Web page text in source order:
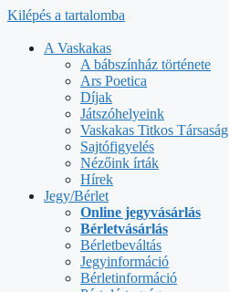
Kilépés a tartalomba
A Vaskakas
A bábszínház története
Ars Poetica
Díjak
Játszóhelyeink
Vaskakas Titkos Társaság
Sajtófigyelés
Nézőink írták
Hírek
Jegy/Bérlet
Online jegyvásárlás
Bérletvásárlás
Bérletbeváltás
Jegyinformáció
Bérletinformáció